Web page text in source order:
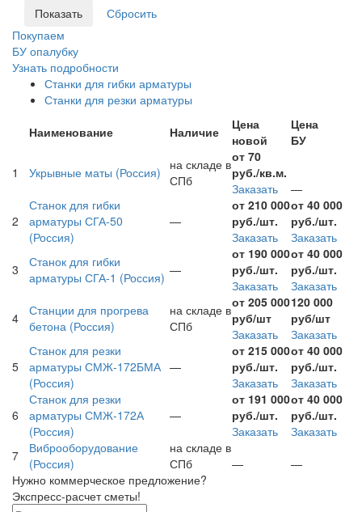
Покупаем
БУ опалубку
Узнать подробности
Станки для гибки арматуры
Станки для резки арматуры
Наименование
Наличие
Цена
новой
Цена
БУ
1
Укрывные маты (Россия)
на складе в
СПб
от 70
руб./кв.м.
Заказать
—
2
Станок для гибки
арматуры СГА-50
(Россия)
—
от 210 000
руб./шт.
Заказать
от 40 000
руб./шт.
Заказать
3
Станок для гибки
арматуры СГА-1 (Россия) —
от 190 000
руб./шт.
Заказать
от 40 000
руб./шт.
Заказать
4
Станции для прогрева
бетона (Россия)
на складе в
СПб
от 205 000
руб/шт
Заказать
120 000
руб/шт
Заказать
5
Станок для резки
арматуры СМЖ-172БМА
(Россия)
—
от 215 000
руб./шт.
Заказать
от 40 000
руб./шт.
Заказать
6
Станок для резки
арматуры СМЖ-172А
(Россия)
—
от 191 000
руб./шт.
Заказать
от 40 000
руб./шт.
Заказать
7
Виброоборудование
(Россия)
на складе в
СПб
—
—
Нужно коммерческое предложение?
Экспресс-расчет сметы!